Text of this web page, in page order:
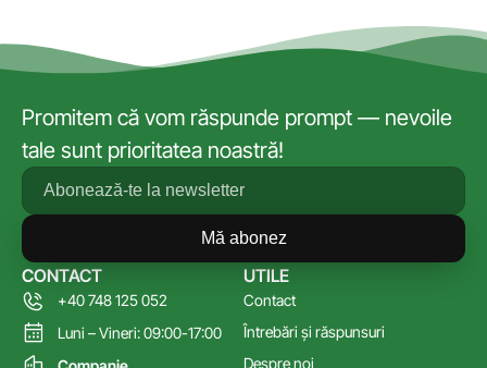
Promitem că vom răspunde prompt — nevoile
tale sunt prioritatea noastră!
Mă abonez
UTILE
Contact
Întrebări și răspunsuri
Despre noi
CONTACT
+40 748 125 052
Luni – Vineri: 09:00-17:00